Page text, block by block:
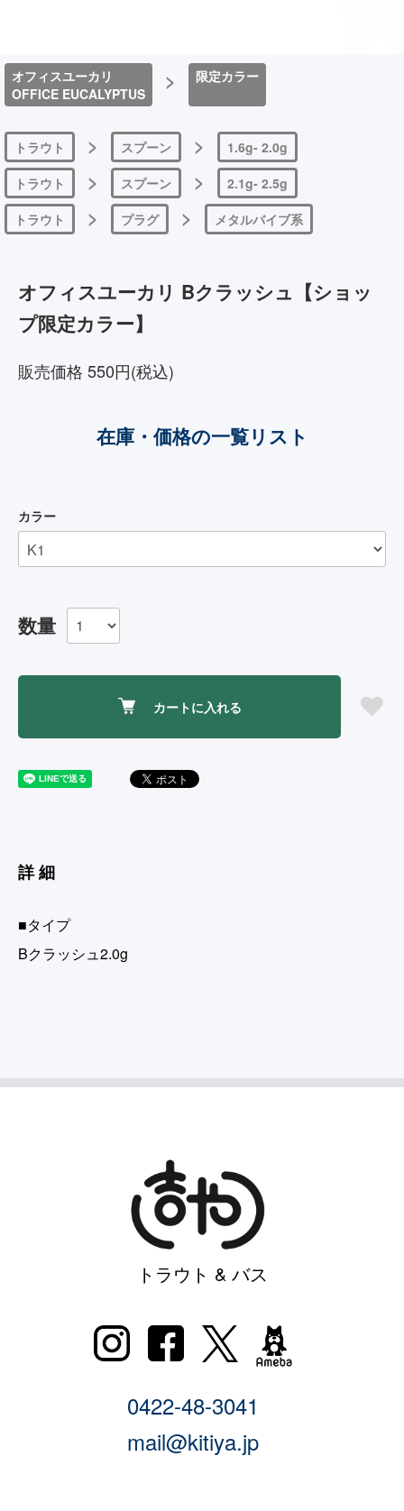
オフィスユーカリ
OFFICE EUCALYPTUS
> 限定カラー
トラウト > スプーン >
1.6g- 2.0g
トラウト
> スプーン >
2.1g- 2.5g
トラウト
> プラグ > メタルバイブ系
オフィスユーカリ Bクラッシュ【ショッ
プ限定カラー】
販売価格 550円(税込)
在庫・価格の一覧リスト
カラー
数量
カートに入れる
詳細
■タイプ
Bクラッシュ2.0g
トラウト & バス
0422-48-3041
mail@kitiya.jp